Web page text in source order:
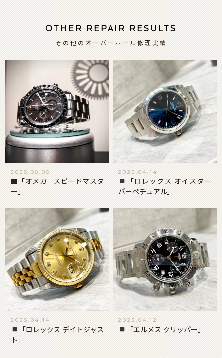
OTHER REPAIR RESULTS
その他のオーバーホール修理実績
2025.05.05
■「オメガ スピードマスタ
ー」
2025.04.14
「ロレックス オイスター
パーペチュアル」
2025.04.14
「ロレックス デイトジャス
ト」
2025.04.12
「エルメス クリッパー」